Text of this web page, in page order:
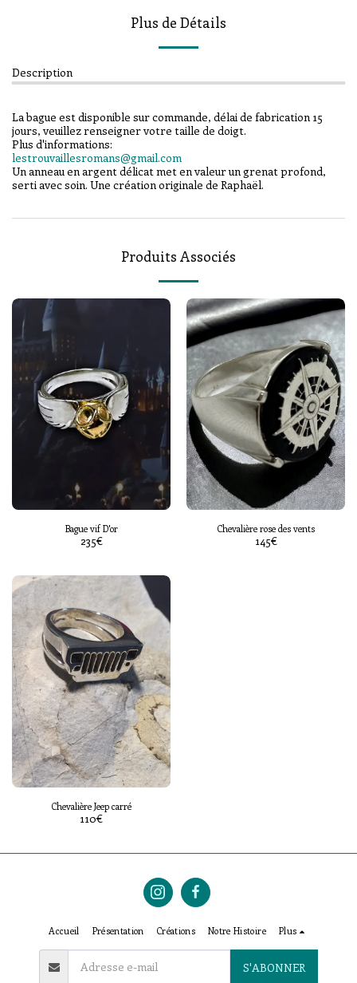
Plus de Détails
Description
La bague est disponible sur commande, délai de fabrication 15
jours, veuillez renseigner votre taille de doigt.
Plus d'informations:
lestrouvaillesromans@gmail.com
Un anneau en argent délicat met en valeur un grenat profond,
serti avec soin. Une création originale de Raphaël.
Produits Associés
Bague vif D'or
235€
Chevalière rose des vents
145€
Chevalière Jeep carré
110€
Accueil Présentation Créations Notre Histoire Plus
S'ABONNER